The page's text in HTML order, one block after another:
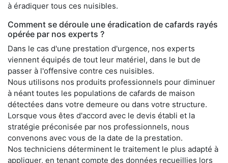
à éradiquer tous ces nuisibles.
Comment se déroule une éradication de cafards rayés
opérée par nos experts ?
Dans le cas d'une prestation d'urgence, nos experts
viennent équipés de tout leur matériel, dans le but de
passer à l'offensive contre ces nuisibles.
Nous utilisons nos produits professionnels pour diminuer
à néant toutes les populations de cafards de maison
détectées dans votre demeure ou dans votre structure.
Lorsque vous êtes d'accord avec le devis établi et la
stratégie préconisée par nos professionnels, nous
convenons avec vous de la date de la prestation.
Nos techniciens déterminent le traitement le plus adapté à
appliquer, en tenant compte des données recueillies lors